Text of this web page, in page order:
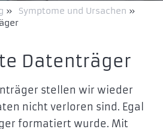
» Symptome und Ursachen »
Datenträger
stellen wir wieder
nicht verloren sind. Egal
formatiert wurde. Mit